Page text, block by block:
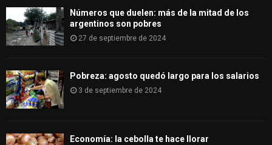
H
Números que duelen: más de la mitad de los
argentinos son pobres
27 de septiembre de 2024
Pobreza: agosto quedó largo para los salarios
3 de septiembre de 2024
Economía: la cebolla te hace llorar